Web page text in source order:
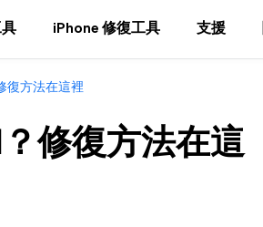
iPhone 修復工具 支援
復方法在這裡
修復方法在這